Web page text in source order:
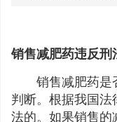
销售减肥药违反刑
销售减肥药是
判断。根据我国法
法的。如果销售的